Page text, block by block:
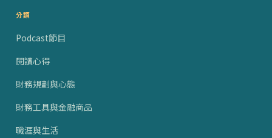
分類
Podcast節目
閱讀心得
財務規劃與心態
財務工具與金融商品
職涯與生活